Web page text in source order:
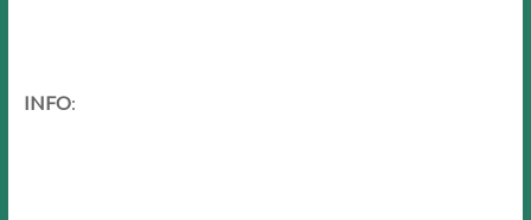
INFO: